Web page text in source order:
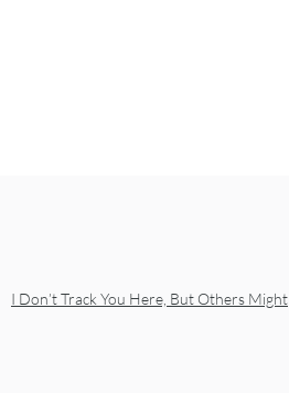
I Don’t Track You Here, But Others Might